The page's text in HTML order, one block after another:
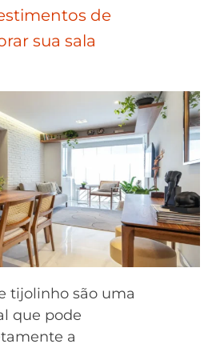
de
sua sala
tijolinho são uma
que pode
a